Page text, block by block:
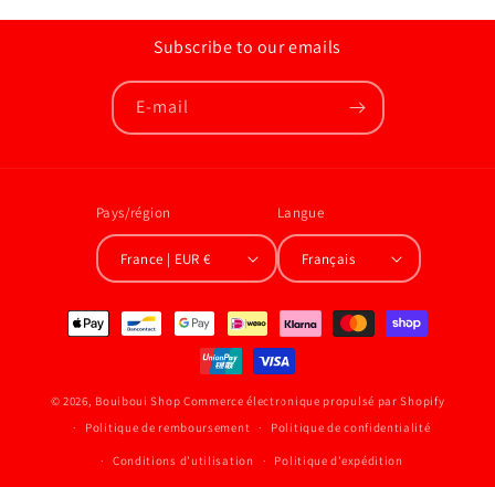
Subscribe to our emails
E-mail
Pays/région
France | EUR €
Langue
Français
Moyens
© 2026, Bouiboui Shop Commerce électronique propulsé par Shopify
Politique de remboursement
Politique de confidentialité
Conditions d’utilisation Politique d’expédition